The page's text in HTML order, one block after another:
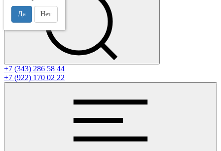
Да Нет
+7 (343) 286 58 44
+7 (922) 170 02 22